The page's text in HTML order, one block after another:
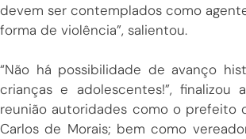
devem ser contemplados como
forma de violência”, salientou.
“Não há possibilidade de avanço
crianças e adolescentes!”,
reunião autoridades como o prefeito
Carlos de Morais; bem como